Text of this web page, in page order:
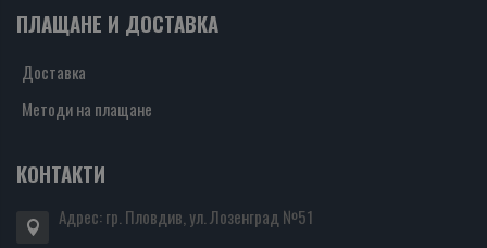
ПЛАЩАНЕ И ДОСТАВКА
Доставка
Методи на плащане
КОНТАКТИ
Адрес: гр. Пловдив, ул. Лозенград №51